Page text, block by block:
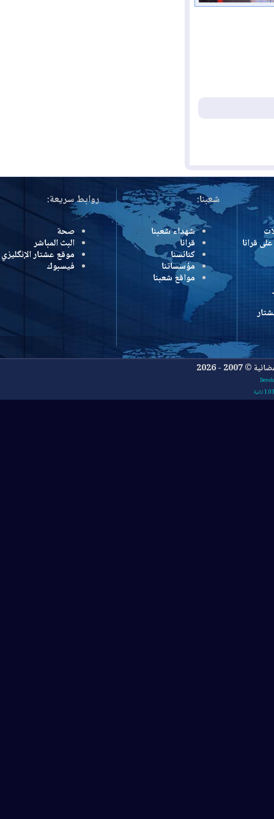
شعبنا:
شهداء شعبنا
قرانا
كنائسنا
مؤسساتنا
مواقع شعبنا
روابط سريعة:
صحة
البث المباشر
موقع عشتار الإنگليزي
فيسبوك
2026